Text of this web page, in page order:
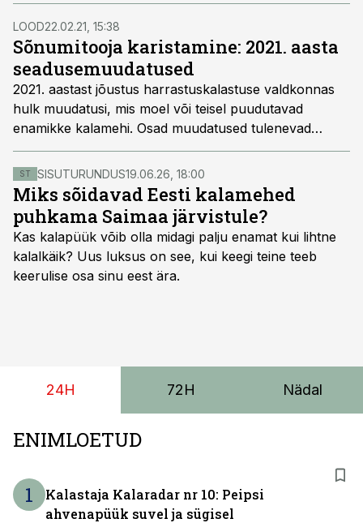
LOOD22.02.21, 15:38
Sõnumitooja karistamine: 2021. aasta
seadusemuudatused
2021. aastast jõustus harrastuskalastuse valdkonnas
hulk muudatusi, mis moel või teisel puudutavad
enamikke kalamehi. Osad muudatused tulenevad
Kalapüügieeskirjast, teised keskkonnaministri
määrusest, mis mõlemad on leitavad Riigi Teatajast.
Tegemist on päris mahuka paketiga, millega kõik
kalamehed peaksid uue aasta alguses tutvuma.
ST SISUTURUNDUS19.06.26, 18:00
Miks sõidavad Eesti kalamehed
puhkama Saimaa järvistule?
Kas kalapüük võib olla midagi palju enamat kui lihtne
kalalkäik? Uus luksus on see, kui keegi teine teeb
keerulise osa sinu eest ära.
24H 72H Nädal
ENIMLOETUD
1
Kalastaja Kalaradar nr 10: Peipsi
ahvenapüük suvel ja sügisel